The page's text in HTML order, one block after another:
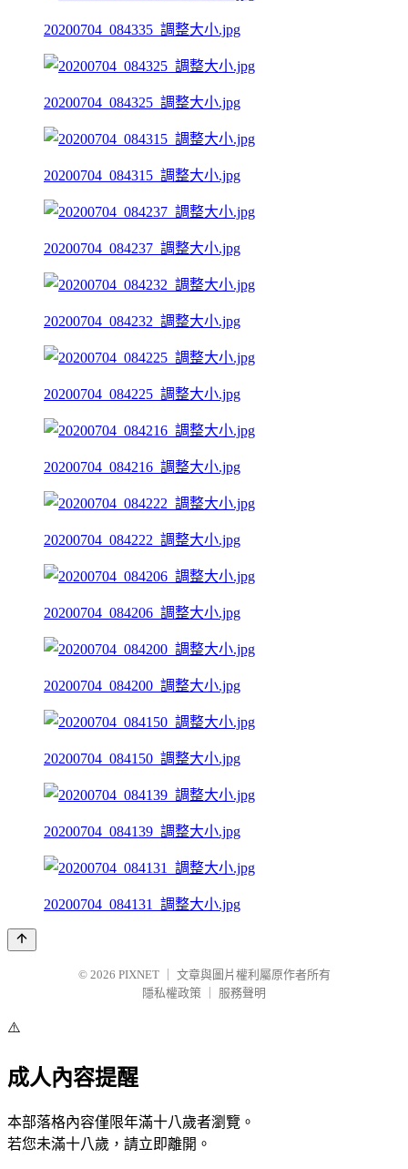
20200704_084335_調整大小.jpg
20200704_084325_調整大小.jpg
20200704_084315_調整大小.jpg
20200704_084237_調整大小.jpg
20200704_084232_調整大小.jpg
20200704_084225_調整大小.jpg
20200704_084216_調整大小.jpg
20200704_084222_調整大小.jpg
20200704_084206_調整大小.jpg
20200704_084200_調整大小.jpg
20200704_084150_調整大小.jpg
20200704_084139_調整大小.jpg
20200704_084131_調整大小.jpg
© 2026 PIXNET
文章與圖片權利屬原作者所有
隱私權政策
服務聲明
⚠️
成人內容提醒
本部落格內容僅限年滿十八歲者瀏覽。
若您未滿十八歲，請立即離開。